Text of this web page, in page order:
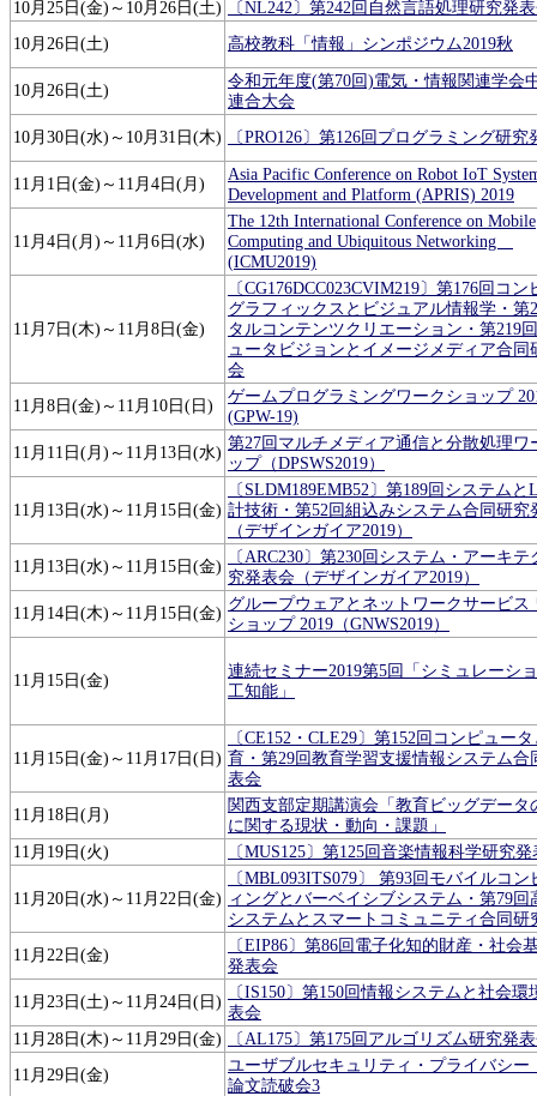
10月25日(金)～10月26日(土)
〔NL242〕第242回自然言語処理研究発
10月26日(土)
高校教科「情報」シンポジウム2019秋
10月26日(土)
令和元年度(第70回)電気・情報関連学会
連合大会
10月30日(水)～10月31日(木)
〔PRO126〕第126回プログラミング研究
11月1日(金)～11月4日(月)
Asia Pacific Conference on Robot IoT
Development and Platform (APRIS) 2019
11月4日(月)～11月6日(水)
The 12th International Conference on Mobile
Computing and Ubiquitous Networking
(ICMU2019)
11月7日(木)～11月8日(金)
〔CG176DCC023CVIM219〕第176回コン
グラフィックスとビジュアル情報学・第
タルコンテンツクリエーション・第219
ュータビジョンとイメージメディア合同
会
11月8日(金)～11月10日(日)
ゲームプログラミングワークショップ
(GPW-19)
11月11日(月)～11月13日(水)
第27回マルチメディア通信と分散処理ワ
ップ（DPSWS2019）
11月13日(水)～11月15日(金)
〔SLDM189EMB52〕第189回システムと
計技術・第52回組込みシステム合同研究
（デザインガイア2019）
11月13日(水)～11月15日(金)
〔ARC230〕第230回システム・アーキテ
究発表会（デザインガイア2019）
11月14日(木)～11月15日(金)
グループウェアとネットワークサービス
ショップ 2019（GNWS2019）
11月15日(金)
連続セミナー2019第5回「シミュレーシ
工知能」
11月15日(金)～11月17日(日)
〔CE152・CLE29〕第152回コンピュー
育・第29回教育学習支援情報システム合
表会
11月18日(月)
関西支部定期講演会「教育ビッグデータ
に関する現状・動向・課題」
11月19日(火)
〔MUS125〕第125回音楽情報科学研究発
11月20日(水)～11月22日(金)
〔MBL093ITS079〕 第93回モバイルコン
ィングとバーベイシブシステム・第79回
システムとスマートコミュニティ合同研
11月22日(金)
〔EIP86〕第86回電子化知的財産・社会
発表会
11月23日(土)～11月24日(日)
〔IS150〕第150回情報システムと社会環
表会
11月28日(木)～11月29日(金)
〔AL175〕第175回アルゴリズム研究発
11月29日(金)
ユーザブルセキュリティ・プライバシー
論文読破会3